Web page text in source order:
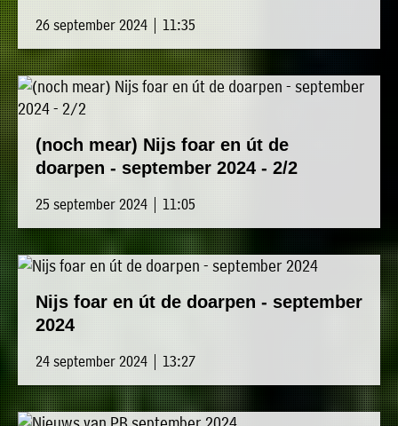
26 september 2024 | 11:35
(noch mear) Nijs foar en út de
doarpen - september 2024 - 2/2
25 september 2024 | 11:05
Nijs foar en út de doarpen - september
2024
24 september 2024 | 13:27